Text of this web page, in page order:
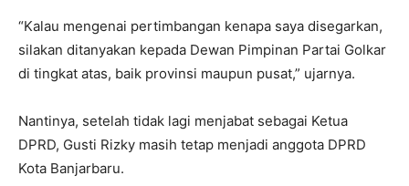
“Kalau mengenai pertimbangan kenapa saya disegarkan,
silakan ditanyakan kepada Dewan Pimpinan Partai Golkar
di tingkat atas, baik provinsi maupun pusat,” ujarnya.
Nantinya, setelah tidak lagi menjabat sebagai Ketua
DPRD, Gusti Rizky masih tetap menjadi anggota DPRD
Kota Banjarbaru.